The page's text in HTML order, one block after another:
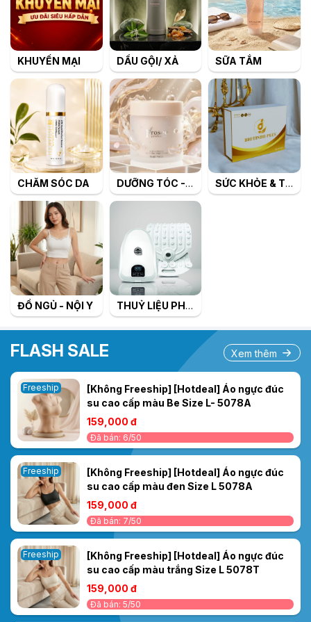
KHUYẾN MẠI DẦU GỘI/ XẢ SỮA TẮM
CHĂM SÓC DA DƯỠNG TÓC - TẠO KIỂU TÓC SỨC KHỎE & TIÊU DÙNG
ĐỒ NGỦ - NỘI Y THUỶ LIỆU PHÁP
FLASH SALE
Freeship
[Không Freeship] [Hotdeal] Áo ngực đúc
su cao cấp màu Be Size L- 5078A
159,000 đ
Đã bán: 6/50
Freeship
[Không Freeship] [Hotdeal] Áo ngực đúc
su cao cấp màu đen Size L 5078A
159,000 đ
Đã bán: 7/50
Freeship
[Không Freeship] [Hotdeal] Áo ngực đúc
su cao cấp màu trắng Size L 5078T
159,000 đ
Đã bán: 5/50
Xem thêm